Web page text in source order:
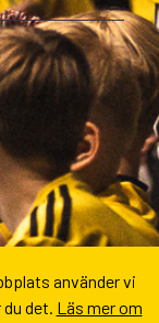
använder vi
det. Läs mer om